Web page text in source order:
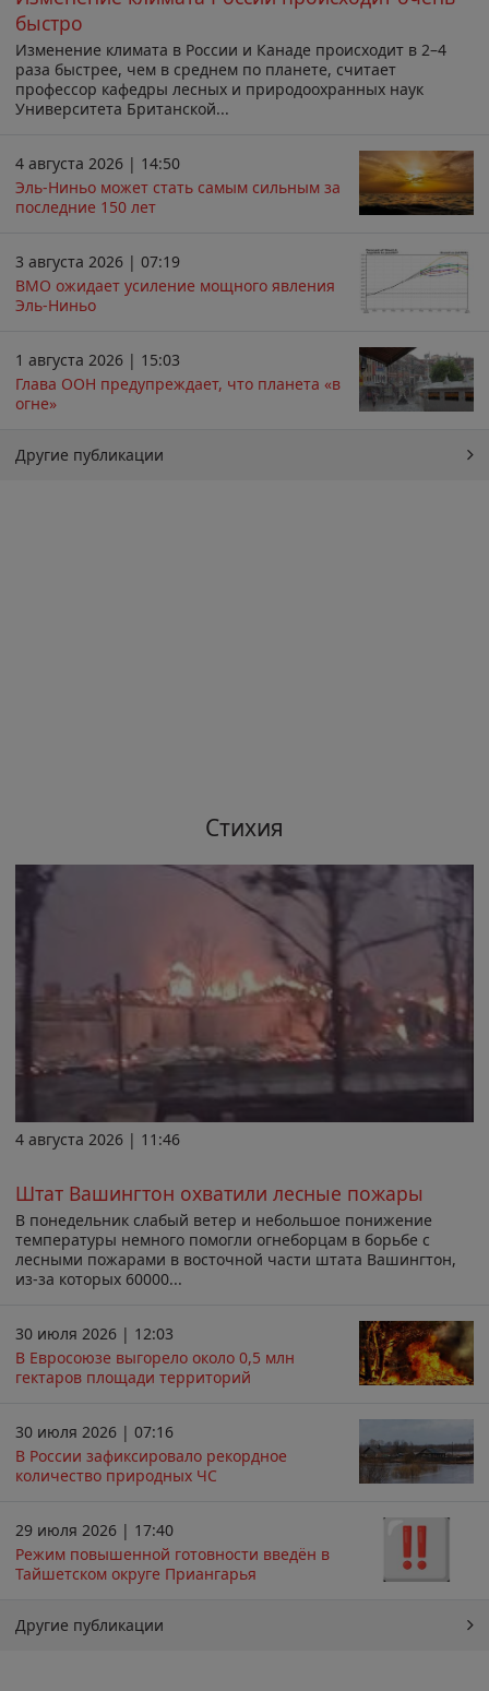
быстро
Изменение климата в России и Канаде происходит в 2–4
раза быстрее, чем в среднем по планете, считает
профессор кафедры лесных и природоохранных наук
Университета Британской...
4 августа 2026 | 14:50
Эль-Ниньо может стать самым сильным за
последние 150 лет
3 августа 2026 | 07:19
ВМО ожидает усиление мощного явления
Эль-Ниньо
1 августа 2026 | 15:03
Глава ООН предупреждает, что планета «в
огне»
Другие публикации
Стихия
4 августа 2026 | 11:46
Штат Вашингтон охватили лесные пожары
В понедельник слабый ветер и небольшое понижение
температуры немного помогли огнеборцам в борьбе с
лесными пожарами в восточной части штата Вашингтон,
из-за которых 60000...
30 июля 2026 | 12:03
В Евросоюзе выгорело около 0,5 млн
гектаров площади территорий
30 июля 2026 | 07:16
В России зафиксировало рекордное
количество природных ЧС
29 июля 2026 | 17:40
Режим повышенной готовности введён в
Тайшетском округе Приангарья
Другие публикации